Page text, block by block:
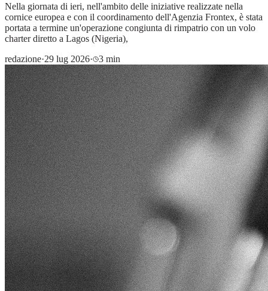
Nella giornata di ieri, nell'ambito delle iniziative realizzate nella
cornice europea e con il coordinamento dell'Agenzia Frontex, è stata
portata a termine un'operazione congiunta di rimpatrio con un volo
charter diretto a Lagos (Nigeria),
redazione·29 lug 2026· 3 min